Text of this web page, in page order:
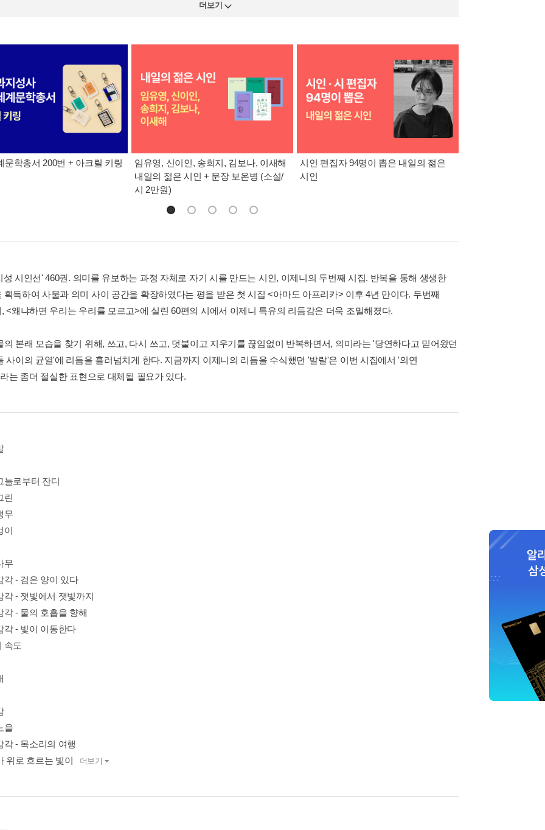
더보기
문학총서 200번 + 아크릴 키링
임유영, 신이인, 송희지, 김보나, 이새해
내일의 젊은 시인 + 문장 보온병 (소설/
시 2만원)
시인 편집자 94명이 뽑은 내일의 젊은
시인
성 시인선' 460권. 의미를 유보하는 과정 자체로 자기 시를 만드는 시인, 이제니의 두번째 시집. 반복을 통해 생생한
획득하여 사물과 의미 사이 공간을 확장하였다는 평을 받은 첫 시집 <아마도 아프리카> 이후 4년 만이다. 두번째
<왜냐하면 우리는 우리를 모르고>에 실린 60편의 시에서 이제니 특유의 리듬감은 더욱 조밀해졌다.
의 본래 모습을 찾기 위해, 쓰고, 다시 쓰고, 덧붙이고 지우기를 끊임없이 반복하면서, 의미라는 '당연하다고 믿어왔던
사이의 균열'에 리듬을 흘러넘치게 한다. 지금까지 이제니의 리듬을 수식했던 '발랄'은 이번 시집에서 '의연
는 좀더 절실한 표현으로 대체될 필요가 있다.
늘로부터 잔디
린
무
이
무
각 - 검은 양이 있다
각 - 잿빛에서 잿빛까지
각 - 물의 호흡을 향해
각 - 빛이 이동한다
속도
을
각 - 목소리의 여행
위로 흐르는 빛이
더보기